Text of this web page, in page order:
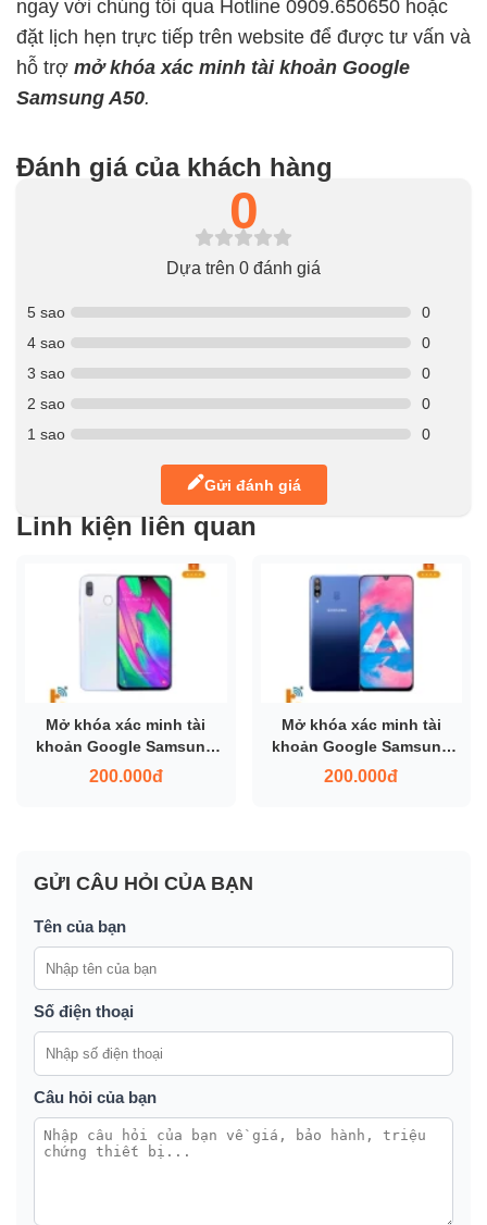
ngay với chúng tôi qua Hotline 0909.650650 hoặc
đặt lịch hẹn trực tiếp trên website để được tư vấn và
hỗ trợ mở khóa xác minh tài khoản Google
Samsung A50.
Đánh giá của khách hàng
0
Dựa trên 0 đánh giá
5 sao
0
4 sao
0
3 sao
0
2 sao
0
1 sao
0
Gửi đánh giá
Linh kiện liên quan
Mở khóa xác minh tài
khoản Google Samsung
A40
200.000đ
Mở khóa xác minh tài
khoản Google Samsung
A40S
200.000đ
GỬI CÂU HỎI CỦA BẠN
Tên của bạn
Số điện thoại
Câu hỏi của bạn